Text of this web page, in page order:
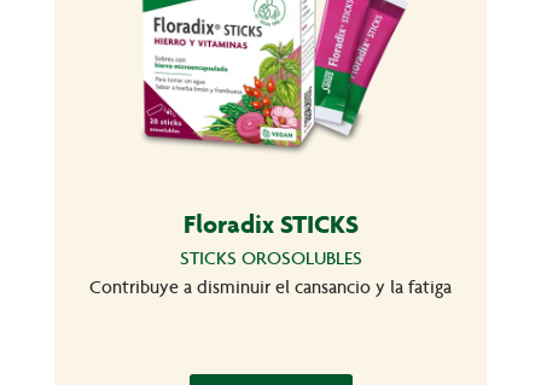
Floradix STICKS
STICKS OROSOLUBLES
Contribuye a disminuir el cansancio y la fatiga